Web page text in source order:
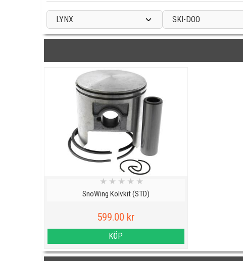
LYNX SKI-DOO
SnoWing Kolvkit (STD)
★ ★ ★ ★ ★
599.00 kr
KÖP